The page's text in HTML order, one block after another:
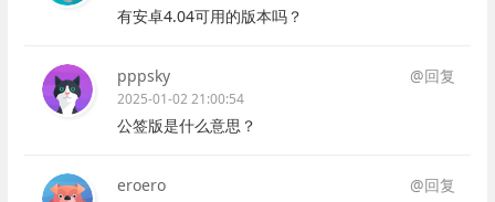
有安卓4.04可用的版本吗？
pppsky @回复
2025-01-02 21:00:54
公签版是什么意思？
eroero @回复